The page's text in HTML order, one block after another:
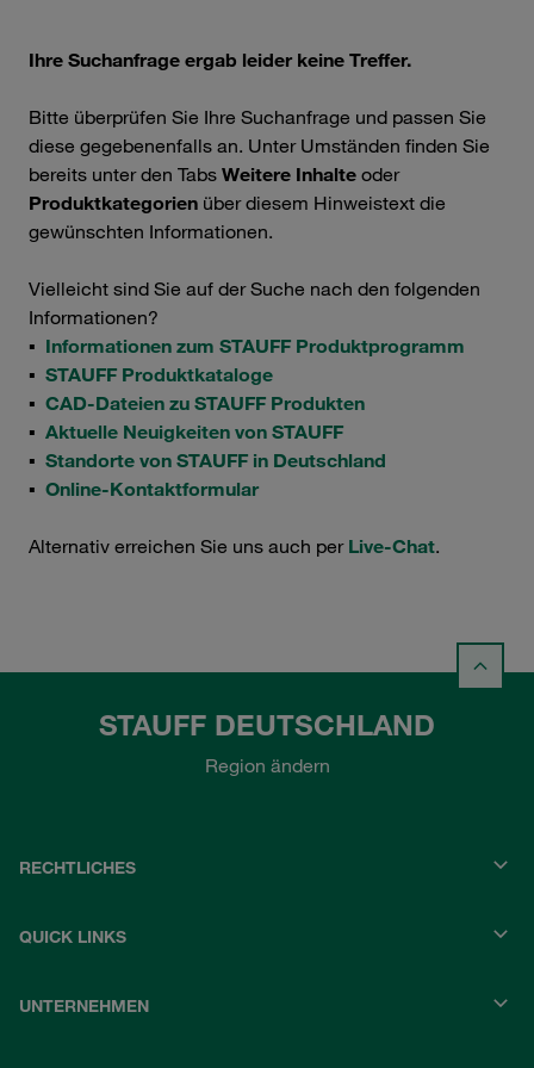
Ihre Suchanfrage ergab leider keine Treffer.
Bitte überprüfen Sie Ihre Suchanfrage und passen Sie
diese gegebenenfalls an. Unter Umständen finden Sie
bereits unter den Tabs Weitere Inhalte oder
Produktkategorien über diesem Hinweistext die
gewünschten Informationen.
Vielleicht sind Sie auf der Suche nach den folgenden
Informationen?
▪ Informationen zum STAUFF Produktprogramm
▪ STAUFF Produktkataloge
▪ CAD-Dateien zu STAUFF Produkten
▪ Aktuelle Neuigkeiten von STAUFF
▪ Standorte von STAUFF in Deutschland
▪ Online-Kontaktformular
Alternativ erreichen Sie uns auch per Live-Chat.
STAUFF DEUTSCHLAND
Region ändern
RECHTLICHES
QUICK LINKS
UNTERNEHMEN